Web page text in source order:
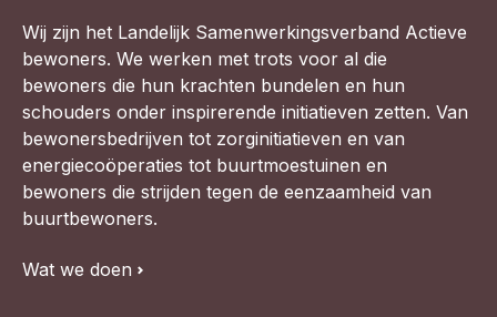
Wij zijn het Landelijk Samenwerkingsverband Actieve
bewoners. We werken met trots voor al die
bewoners die hun krachten bundelen en hun
schouders onder inspirerende initiatieven zetten. Van
bewonersbedrijven tot zorginitiatieven en van
energiecoöperaties tot buurtmoestuinen en
bewoners die strijden tegen de eenzaamheid van
buurtbewoners.
Wat we doen